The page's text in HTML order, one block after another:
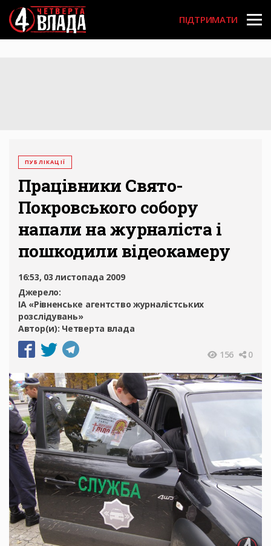
Перейти
до
основного
вмісту
User
account
ПІДТРИМАТИ
ПУБЛІКАЦІЇ
Працівники Свято-
Покровського собору
напали на журналіста і
пошкодили відеокамеру
16:53, 03 листопада 2009
Джерело:
ІА «Рівненське агентство журналістських
розслідувань»
Автор(и): Четверта влада
156 0